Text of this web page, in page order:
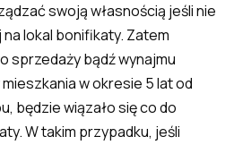
swoją własnością jeśli nie
lokal bonifikaty. Zatem
sprzedaży bądź wynajmu
w okresie 5 lat od
będzie wiązało się co do
W takim przypadku, jeśli